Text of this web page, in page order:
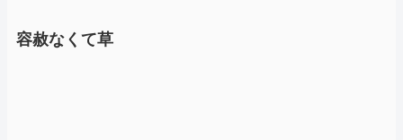
容赦なくて草